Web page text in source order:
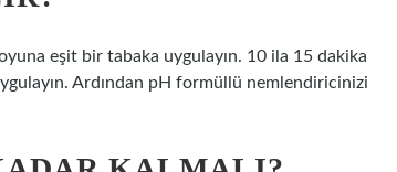
eşit bir tabaka uygulayın. 10 ila 15 dakika
Ardından pH formüllü nemlendiricinizi